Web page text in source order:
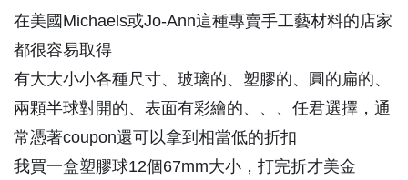
在美國Michaels或Jo-Ann這種專賣手工藝材料的店家
都很容易取得
有大大小小各種尺寸、玻璃的、塑膠的、圓的扁的、
兩顆半球對開的、表面有彩繪的、、、任君選擇，通
常憑著coupon還可以拿到相當低的折扣
我買一盒塑膠球12個67mm大小，打完折才美金